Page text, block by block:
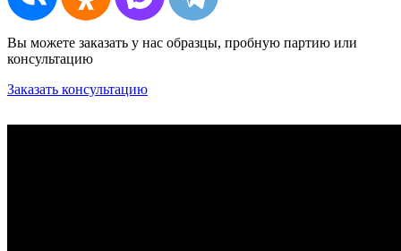
Вы можете заказать у нас образцы, пробную партию или
консультацию
Заказать консультацию